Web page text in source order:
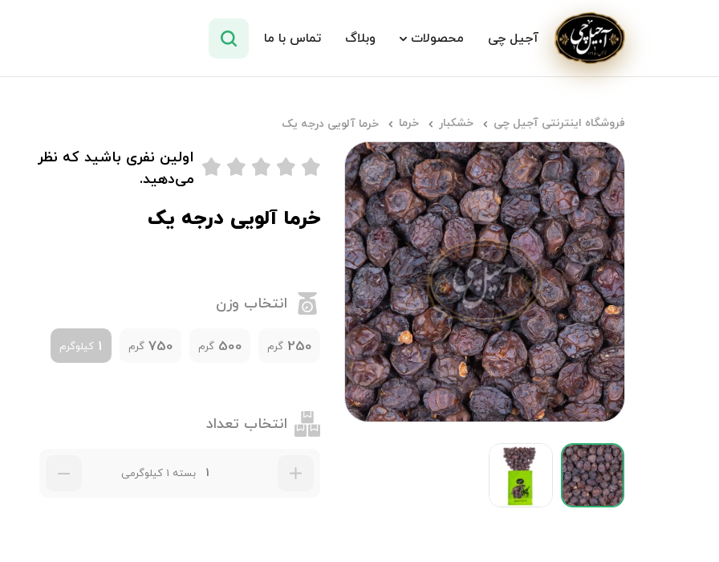
آجیل چی محصولات وبلاگ تماس با ما
فروشگاه اینترنتی آجیل چی خشکبار خرما خرما آلویی درجه یک
اولین نفری باشید که نظر
می‌دهید.
خرما آلویی درجه یک
انتخاب وزن
250 گرم 500 گرم 750 گرم 1 کیلوگرم
انتخاب تعداد
بسته 1 کیلوگرمی